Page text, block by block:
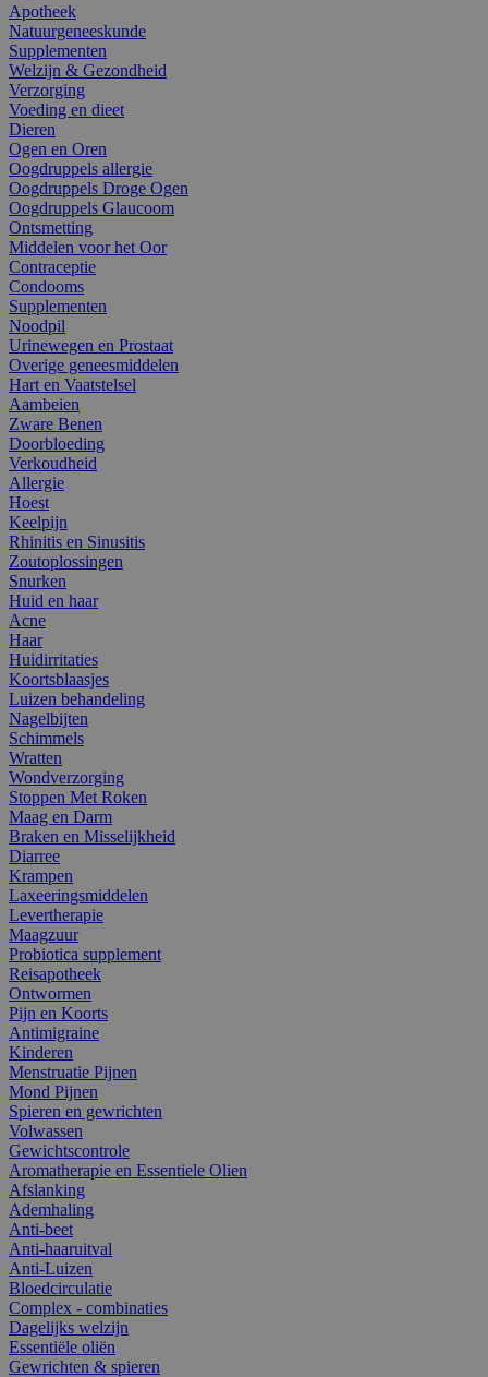
Apotheek
Natuurgeneeskunde
Supplementen
Welzijn & Gezondheid
Verzorging
Voeding en dieet
Dieren
Ogen en Oren
Oogdruppels allergie
Oogdruppels Droge Ogen
Oogdruppels Glaucoom
Ontsmetting
Middelen voor het Oor
Contraceptie
Condooms
Supplementen
Noodpil
Urinewegen en Prostaat
Overige geneesmiddelen
Hart en Vaatstelsel
Aambeien
Zware Benen
Doorbloeding
Verkoudheid
Allergie
Hoest
Keelpijn
Rhinitis en Sinusitis
Zoutoplossingen
Snurken
Huid en haar
Acne
Haar
Huidirritaties
Koortsblaasjes
Luizen behandeling
Nagelbijten
Schimmels
Wratten
Wondverzorging
Stoppen Met Roken
Maag en Darm
Braken en Misselijkheid
Diarree
Krampen
Laxeeringsmiddelen
Levertherapie
Maagzuur
Probiotica supplement
Reisapotheek
Ontwormen
Pijn en Koorts
Antimigraine
Kinderen
Menstruatie Pijnen
Mond Pijnen
Spieren en gewrichten
Volwassen
Gewichtscontrole
Aromatherapie en Essentiele Olien
Afslanking
Ademhaling
Anti-beet
Anti-haaruitval
Anti-Luizen
Bloedcirculatie
Complex - combinaties
Dagelijks welzijn
Essentiële oliën
Gewrichten & spieren